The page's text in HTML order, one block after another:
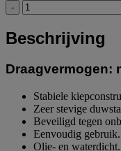
-
Beschrijving
Draagvermogen:
Stabiele
Zeer stevige
Beveiligd tegen
Eenvoudig gebruik.
Olie- en waterdicht.